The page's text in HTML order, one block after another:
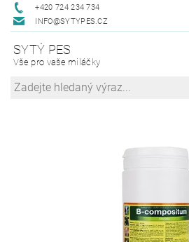
+420 724 234 734
INFO@SYTYPES.CZ
SYTÝ PES
Vše pro vaše miláčky